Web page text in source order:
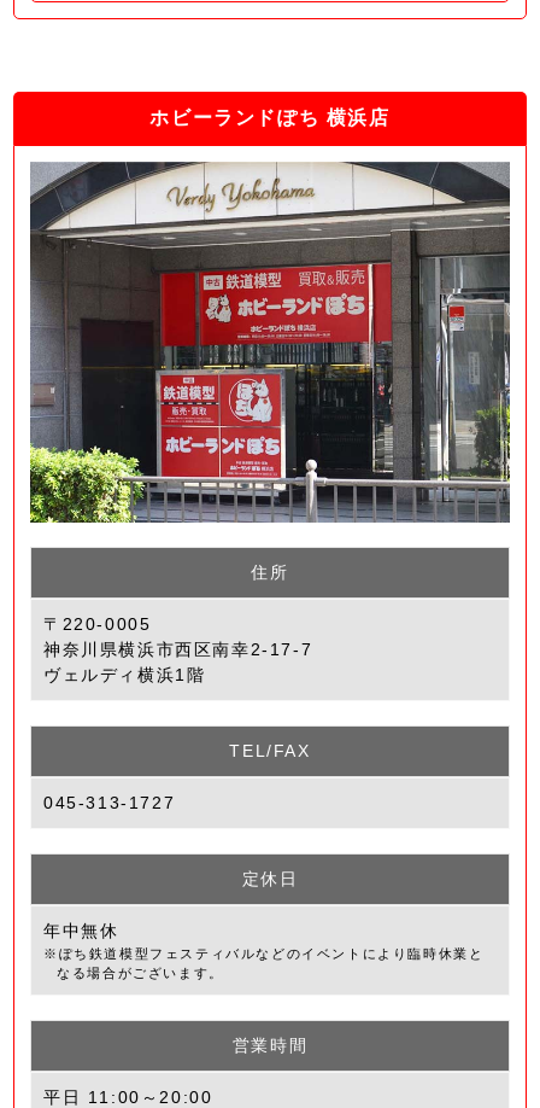
ホビーランドぽち 横浜店
住所
〒220-0005
神奈川県横浜市西区南幸2-17-7
ヴェルディ横浜1階
TEL/FAX
045-313-1727
定休日
年中無休
※ぽち鉄道模型フェスティバルなどのイベントにより臨時休業と
なる場合がございます。
営業時間
平日 11:00～20:00